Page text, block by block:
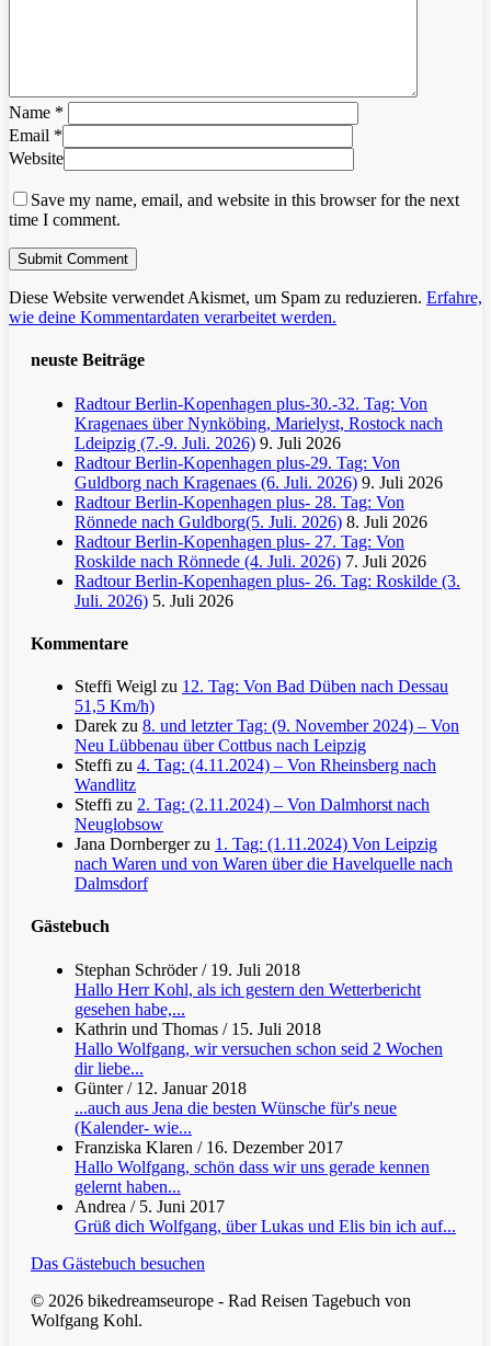
Name *
Email *
Website
Save my name, email, and website in this browser for the next
time I comment.
Diese Website verwendet Akismet, um Spam zu reduzieren. Erfahre,
wie deine Kommentardaten verarbeitet werden.
neuste Beiträge
Radtour Berlin-Kopenhagen plus-30.-32. Tag: Von
Kragenaes über Nynköbing, Marielyst, Rostock nach
Ldeipzig (7.-9. Juli. 2026) 9. Juli 2026
Radtour Berlin-Kopenhagen plus-29. Tag: Von
Guldborg nach Kragenaes (6. Juli. 2026) 9. Juli 2026
Radtour Berlin-Kopenhagen plus- 28. Tag: Von
Rönnede nach Guldborg(5. Juli. 2026) 8. Juli 2026
Radtour Berlin-Kopenhagen plus- 27. Tag: Von
Roskilde nach Rönnede (4. Juli. 2026) 7. Juli 2026
Radtour Berlin-Kopenhagen plus- 26. Tag: Roskilde (3.
Juli. 2026) 5. Juli 2026
Kommentare
Steffi Weigl zu 12. Tag: Von Bad Düben nach Dessau
51,5 Km/h)
Darek zu 8. und letzter Tag: (9. November 2024) – Von
Neu Lübbenau über Cottbus nach Leipzig
Steffi zu 4. Tag: (4.11.2024) – Von Rheinsberg nach
Wandlitz
Steffi zu 2. Tag: (2.11.2024) – Von Dalmhorst nach
Neuglobsow
Jana Dornbergerzu 1. Tag: (1.11.2024) Von Leipzig
nach Waren und von Waren über die Havelquelle nach
Dalmsdorf
Gästebuch
Stephan Schröder/ 19. Juli 2018
Hallo Herr Kohl, als ich gestern den Wetterbericht
gesehen habe,...
Kathrin und Thomas / 15. Juli 2018
Hallo Wolfgang, wir versuchen schon seid 2 Wochen
dir liebe...
Günter/ 12. Januar 2018
...auch aus Jena die besten Wünsche für's neue
(Kalender- wie...
Franziska Klaren / 16. Dezember 2017
Hallo Wolfgang, schön dass wir uns gerade kennen
gelernt haben...
Andrea / 5. Juni 2017
Grüß dich Wolfgang, über Lukas und Elis bin ich auf...
Das Gästebuch besuchen
© 2026 bikedreamseurope - Rad Reisen Tagebuch von
Wolfgang Kohl.